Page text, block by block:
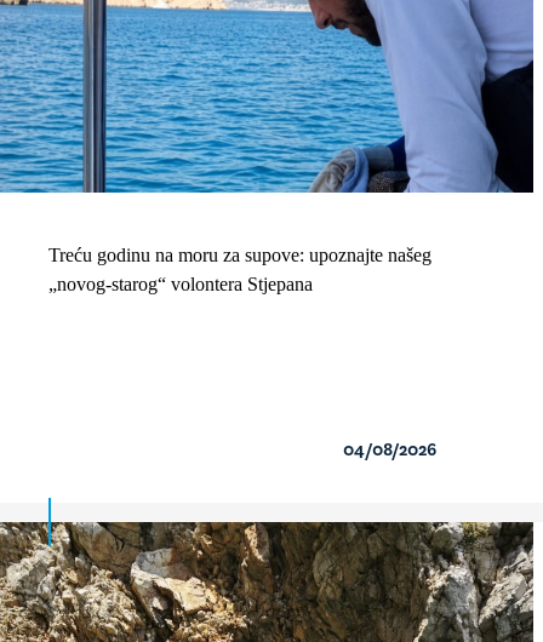
Treću godinu na moru za supove: upoznajte našeg
„novog-starog“ volontera Stjepana
04/08/2026